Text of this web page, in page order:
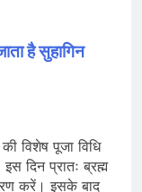
है सुहागिन
विशेष पूजा विधि
दिन प्रातः ब्रह्म
करें। इसके बाद